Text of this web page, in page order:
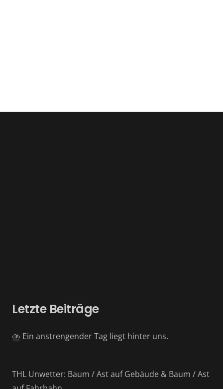
Letzte Beiträge
⛈️ Ein anstrengender Tag liegt hinter uns.
THL Unwetter: Baum / Ast auf Gebäude & Baum / Ast